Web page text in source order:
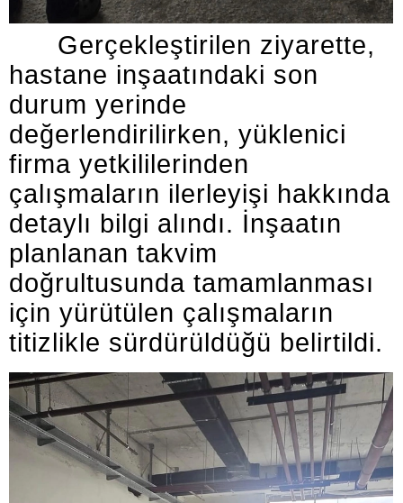
Gerçekleştirilen ziyarette,
hastane inşaatındaki son
durum yerinde
değerlendirilirken, yüklenici
firma yetkililerinden
çalışmaların ilerleyişi hakkında
detaylı bilgi alındı. İnşaatın
planlanan takvim
doğrultusunda tamamlanması
için yürütülen çalışmaların
titizlikle sürdürüldüğü belirtildi.